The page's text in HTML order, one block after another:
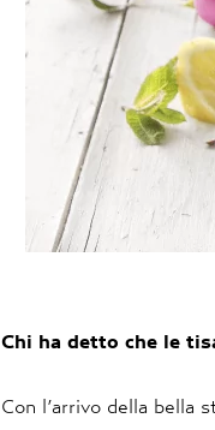
Chi ha detto che le
Con l’arrivo della bella